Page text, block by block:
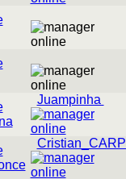
Juampinha
Cristian_CARP